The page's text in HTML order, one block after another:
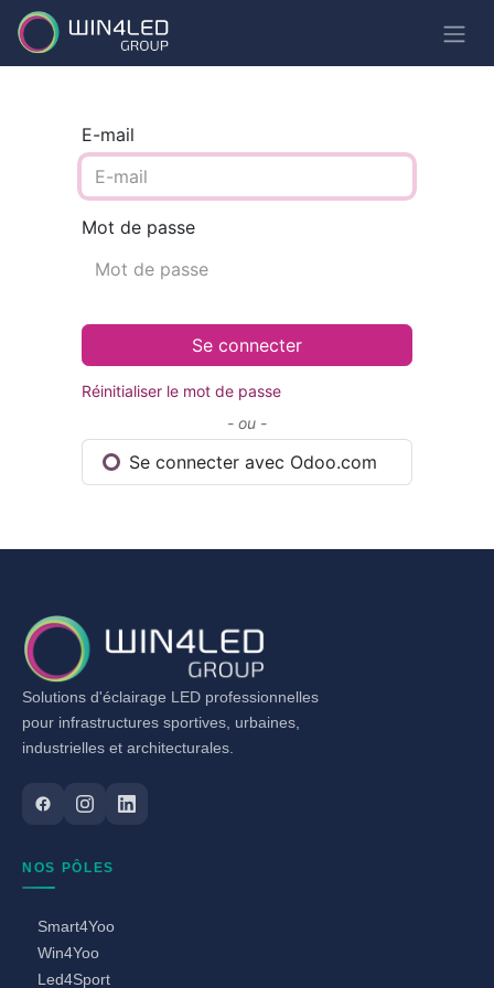
E-mail
Mot de passe
Se connecter
Réinitialiser le mot de passe
- ou -
Se connecter avec Odoo.com
Solutions d'éclairage LED professionnelles
pour infrastructures sportives, urbaines,
industrielles et architecturales.
NOS PÔLES
Smart4Yoo
Win4Yoo
Led4Sport